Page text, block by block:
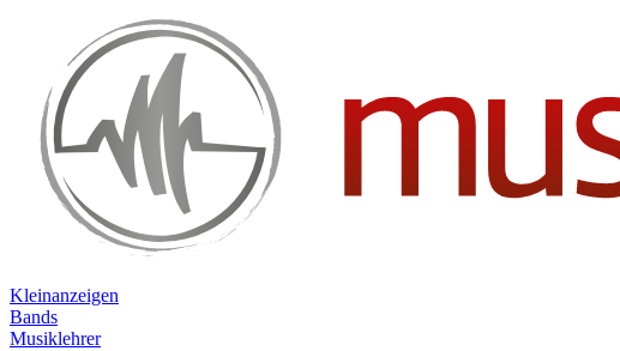
Kleinanzeigen
Bands
Musiklehrer